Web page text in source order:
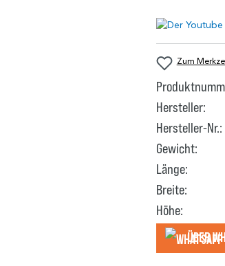
Zum
Hersteller:
Hersteller-Nr.:
Gewicht:
Länge:
Breite:
Höhe:
Über